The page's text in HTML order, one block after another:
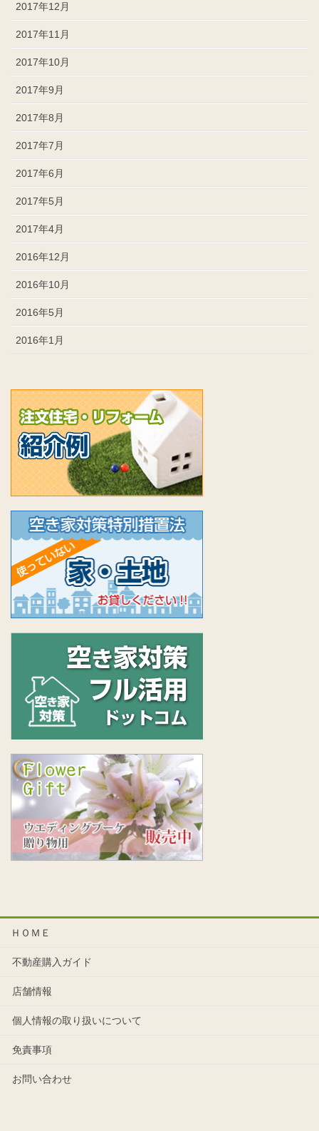
2017年12月
2017年11月
2017年10月
2017年9月
2017年8月
2017年7月
2017年6月
2017年5月
2017年4月
2016年12月
2016年10月
2016年5月
2016年1月
ＨＯＭＥ
不動産購入ガイド
店舗情報
個人情報の取り扱いについて
免責事項
お問い合わせ